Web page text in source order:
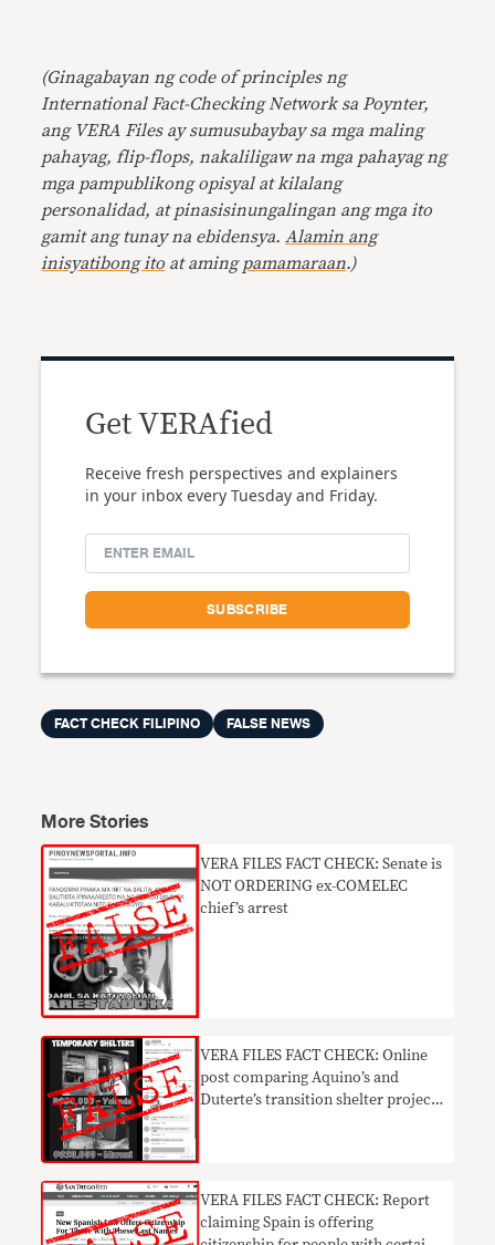
(Ginagabayan ng code of principles ng
International Fact-Checking Network sa Poynter,
ang VERA Files ay sumusubaybay sa mga maling
pahayag, flip-flops, nakaliligaw na mga pahayag ng
mga pampublikong opisyal at kilalang
personalidad, at pinasisinungalingan ang mga ito
gamit ang tunay na ebidensya. Alamin ang
inisyatibong ito at aming pamamaraan.)
Get VERAfied
Receive fresh perspectives and explainers
in your inbox every Tuesday and Friday.
FACT CHECK FILIPINO FALSE NEWS
More Stories
VERA FILES FACT CHECK: Senate is
NOT ORDERING ex-COMELEC
chief’s arrest
VERA FILES FACT CHECK: Online
post comparing Aquino’s and
Duterte’s transition shelter projects
VERA FILES FACT CHECK: Report
claiming Spain is offering